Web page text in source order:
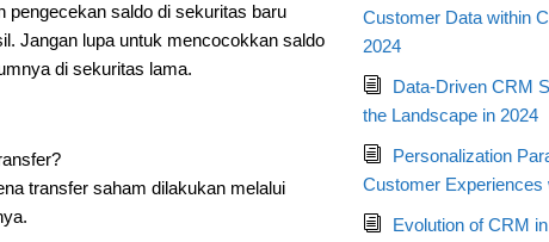
pengecekan saldo di sekuritas baru
Jangan lupa untuk mencocokkan saldo
di sekuritas lama.
transfer saham dilakukan melalui
Customer Data within
2024
Data-Driven CRM
the Landscape in 2024
Personalization
Customer Experiences
Evolution of CRM